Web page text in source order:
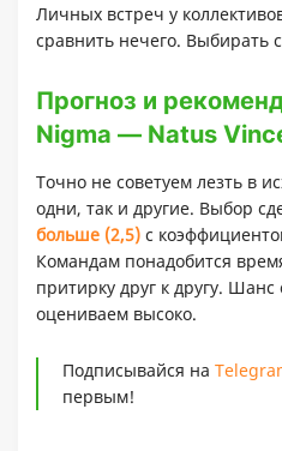
Личных встреч у
сравнить нечего. Выбирать
Прогноз и
Nigma — Natus
Точно не советуем лезть в
одни, так и другие. Выбор
больше (2,5) с
Командам понадобится
притирку друг к другу.
оцениваем высоко.
Подписывайся на
первым!